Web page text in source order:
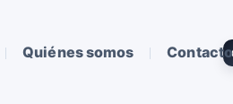
Quiénes somos Contacto